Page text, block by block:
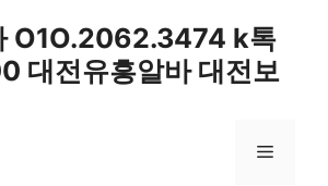
O1O.2062.3474 k톡
대전유흥알바 대전보
메